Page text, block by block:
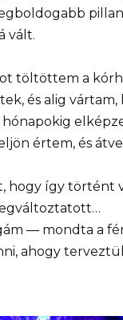
vált.
töltöttem a
és alig
értem, és
hogy így történt
— mondta a
ahogy